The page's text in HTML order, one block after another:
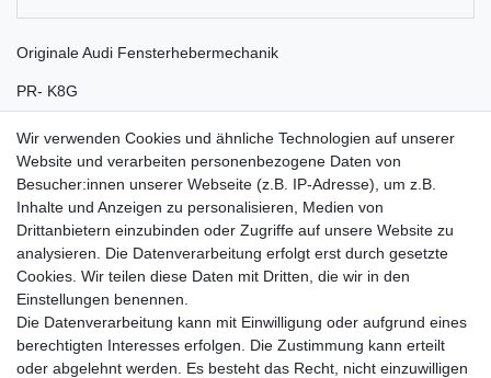
Originale Audi Fensterhebermechanik
PR- K8G
Einbauposition: Tür vorne rechts
Aus Neuwagen mit langer Standzeit demontiert
Lieferung wie abgebildet
Audi A3 8V Bj. 08.2012 – 09.2017 ( 2-türig Kurzheck )
Lieferzeit etwa 1 bis 3 Werktage
Wir verwenden Cookies und ähnliche Technologien auf unserer
Website und verarbeiten personenbezogene Daten von
Besucher:innen unserer Webseite (z.B. IP-Adresse), um z.B.
Inhalte und Anzeigen zu personalisieren, Medien von
Drittanbietern einzubinden oder Zugriffe auf unsere Website zu
analysieren. Die Datenverarbeitung erfolgt erst durch gesetzte
Cookies. Wir teilen diese Daten mit Dritten, die wir in den
Einstellungen benennen.
Die Datenverarbeitung kann mit Einwilligung oder aufgrund eines
berechtigten Interesses erfolgen. Die Zustimmung kann erteilt
oder abgelehnt werden. Es besteht das Recht, nicht einzuwilligen